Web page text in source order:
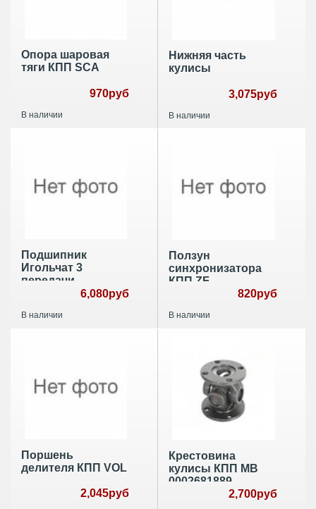
Опора шаровая
тяги КПП SCA
970руб
В наличии
Нижняя часть
кулисы
3,075руб
В наличии
Подшипник
Игольчат 3
передачи
6,080руб
В наличии
Ползун
синхронизатора
КПП ZF
820руб
В наличии
Поршень
делителя КПП VOL
2,045руб
Крестовина
кулисы КПП MB
0002681889
2,700руб